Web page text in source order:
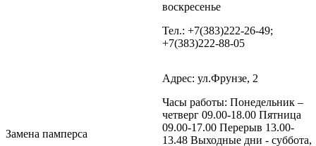
воскресенье
Тел.: +7(383)222-26-49;
+7(383)222-88-05
Замена памперса
Адрес: ул.Фрунзе, 2
Часы работы: Понедельник –
четверг 09.00-18.00 Пятница
09.00-17.00 Перерыв 13.00-
13.48 Выходные дни - суббота,